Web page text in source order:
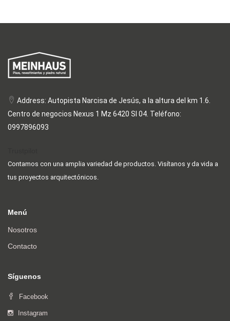
Address: Autopista Narcisa de Jesús, a la altura del km 1.6.
Centro de negocios Nexus 1 Mz 6420 Sl 04. Teléfono:
0997896093
Contamos con una amplia variedad de productos. Visítanos y da vida a
tus proyectos arquitectónicos.
Menú
Nosotros
Contacto
Síguenos
Facebook
Instagram